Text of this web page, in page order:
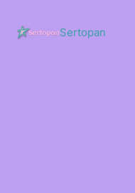
contenido
Sertopan